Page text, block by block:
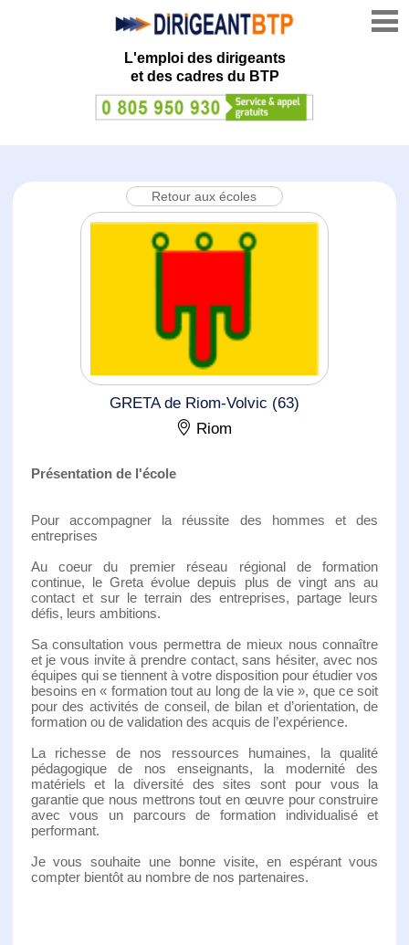
L'emploi des dirigeants
et des cadres du BTP
Retour aux écoles
GRETA de Riom-Volvic (63)
Riom
Présentation de l'école
Pour accompagner la réussite des hommes et des
entreprises
Au coeur du premier réseau régional de formation
continue, le Greta évolue depuis plus de vingt ans au
contact et sur le terrain des entreprises, partage leurs
défis, leurs ambitions.
Sa consultation vous permettra de mieux nous connaître
et je vous invite à prendre contact, sans hésiter, avec nos
équipes qui se tiennent à votre disposition pour étudier vos
besoins en « formation tout au long de la vie », que ce soit
pour des activités de conseil, de bilan et d’orientation, de
formation ou de validation des acquis de l’expérience.
La richesse de nos ressources humaines, la qualité
pédagogique de nos enseignants, la modernité des
matériels et la diversité des sites sont pour vous la
garantie que nous mettrons tout en œuvre pour construire
avec vous un parcours de formation individualisé et
performant.
Je vous souhaite une bonne visite, en espérant vous
compter bientôt au nombre de nos partenaires.